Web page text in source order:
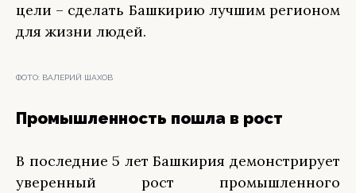
цели – сделать Башкирию лучшим регионом
для жизни людей.
ФОТО: ВАЛЕРИЙ ШАХОВ
Промышленность пошла в рост
В последние 5 лет Башкирия демонстрирует
уверенный рост промышленного